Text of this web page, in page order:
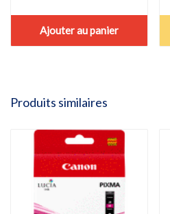
Ajouter au panier
Produits similaires